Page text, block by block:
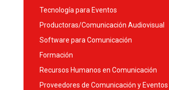
Tecnología para Eventos
Productoras/Comunicación Audiovisual
Software para Comunicación
Formación
Recursos Humanos en Comunicación
Proveedores de Comunicación y Eventos